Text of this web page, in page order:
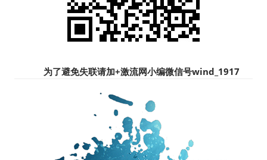
为了避免失联请加+激流网小编微信号wind_1917